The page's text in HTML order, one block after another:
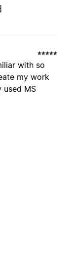
with so
my work
used MS